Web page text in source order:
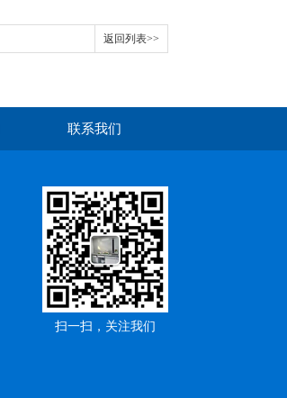
返回列表>>
联系我们
扫一扫，关注我们